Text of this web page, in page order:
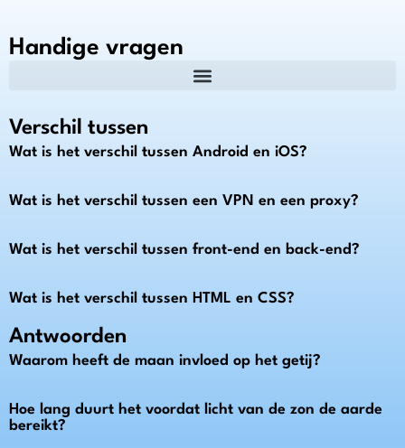
Handige vragen
Verschil tussen
Wat is het verschil tussen Android en iOS?
Wat is het verschil tussen een VPN en een proxy?
Wat is het verschil tussen front-end en back-end?
Wat is het verschil tussen HTML en CSS?
Antwoorden
Waarom heeft de maan invloed op het getij?
Hoe lang duurt het voordat licht van de zon de aarde
bereikt?